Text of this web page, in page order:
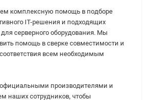
комплексную помощь в подборе
IT-решения и подходящих
серверного оборудования. Мы
помощь в сверке совместимости и
всем необходимым
производителями и
наших сотрудников, чтобы